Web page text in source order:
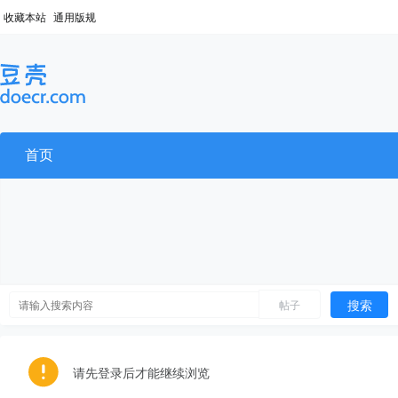
收藏本站 通用版规
首页
帖子 搜索
请先登录后才能继续浏览